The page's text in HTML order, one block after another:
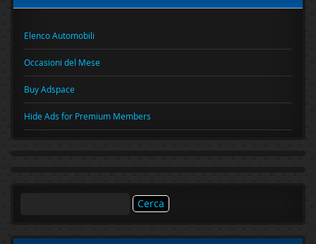
Elenco Automobili
Occasioni del Mese
Buy Adspace
Hide Ads for Premium Members